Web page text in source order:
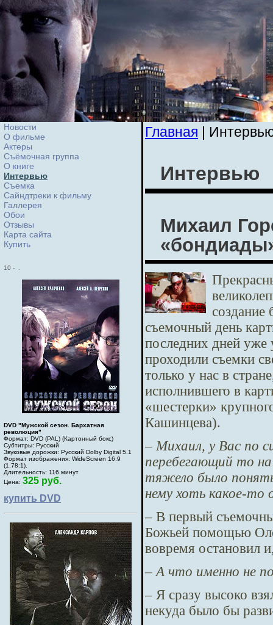
Новости
О фильме
Актеры
Съёмочная группа
О книге
Интервью
Cъемка
Сайндтреки к фильму
Галлерея
Обои
Отзывы
Карта сайта
Купить
10 -
DVD "Мужской сезон. Бархатная
революция"
Формат: DVD (PAL) (Картонный бокс)
Субтитры: Русский
Звуковые дорожки: Русский Dolby Digital 5.1
Формат изображения: WideScreen 16:9
(1.78:1).
Длительность: 116 минут
Цена: 325 руб.
купить DVD
Главная |
Интервью
Михаил
создание
съемочный день
последних дней
проходили съемки
только у нас в
исполнившего в
«шестерки»
Кашинцева).
– Михаил, у Вас по
перебегающий то
тяжело было
нему хоть какое-то
– В первый
Божьей помощью
вовремя остановил
– А что именно не
– Я сразу высоко
некуда было бы